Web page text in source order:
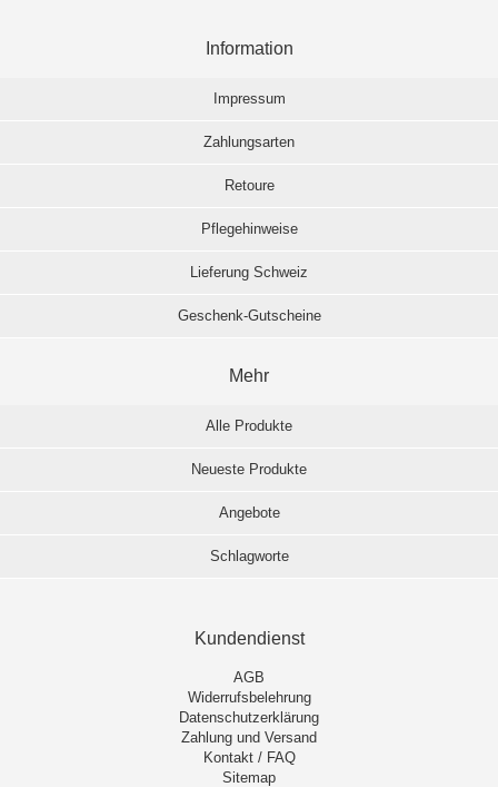
Information
Impressum
Zahlungsarten
Retoure
Pflegehinweise
Lieferung Schweiz
Geschenk-Gutscheine
Mehr
Alle Produkte
Neueste Produkte
Angebote
Schlagworte
Kundendienst
AGB
Widerrufsbelehrung
Datenschutzerklärung
Zahlung und Versand
Kontakt / FAQ
Sitemap